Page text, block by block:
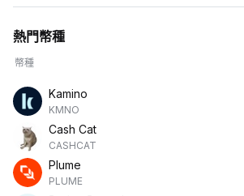
熱門幣種
幣種
Kamino
KMNO
Cash Cat
CASHCAT
Plume
PLUME